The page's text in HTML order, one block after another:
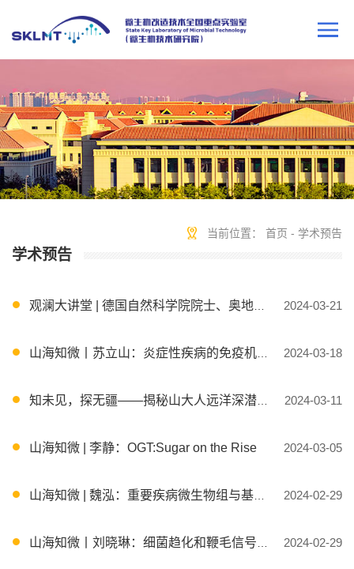
当前位置： 首页 - 学术预告
学术预告
2024-03-21
观澜大讲堂 | 德国自然科学院院士、奥地利科学院院士、欧洲科学院院士Dr. Josef Penninger 3月22日即将开讲！
2024-03-18
山海知微丨苏立山：炎症性疾病的免疫机制：向病毒学习
2024-03-11
知未见，探无疆——揭秘山大人远洋深潜科考背后的故事
2024-03-05
山海知微 | 李静：OGT:Sugar on the Rise
2024-02-29
山海知微 | 魏泓：重要疾病微生物组与基因组互作动物模型研究
2024-02-29
山海知微丨刘晓琳：细菌趋化和鞭毛信号传导